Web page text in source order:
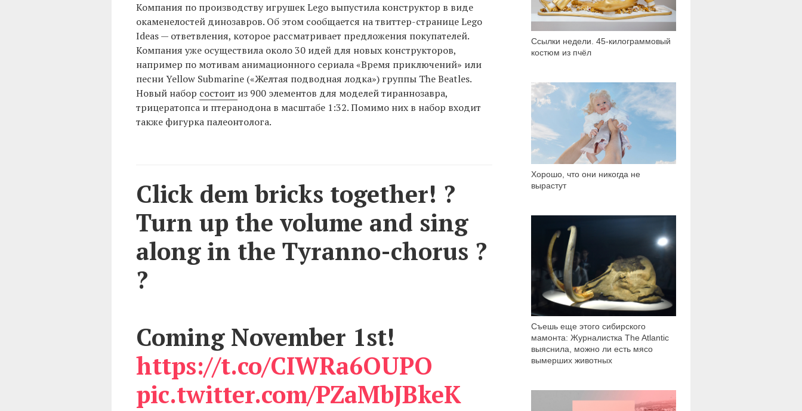
Компания по производству игрушек Lego выпустила конструктор в виде
окаменелостей динозавров. Об этом сообщается на твиттер-странице Lego
Ideas — ответвления, которое рассматривает предложения покупателей.
Компания уже осуществила около 30 идей для новых конструкторов,
например по мотивам анимационного сериала «Время приключений» или
песни Yellow Submarine («Желтая подводная лодка») группы The Beatles.
Новый набор состоит из 900 элементов для моделей тираннозавра,
трицератопса и птеранодона в масштабе 1:32. Помимо них в набор входит
также фигурка палеонтолога.
Click dem bricks together! ?
Turn up the volume and sing
along in the Tyranno-chorus ?
?
Coming November 1st!
https://t.co/CIWRa6OUPO
pic.twitter.com/PZaMbJBkeK
Ссылки недели. 45-килограммовый
костюм из пчёл
Хорошо, что они никогда не
вырастут
89 680
Съешь еще этого сибирского
мамонта: Журналистка The Atlantic
выяснила, можно ли есть мясо
вымерших животных
19 560